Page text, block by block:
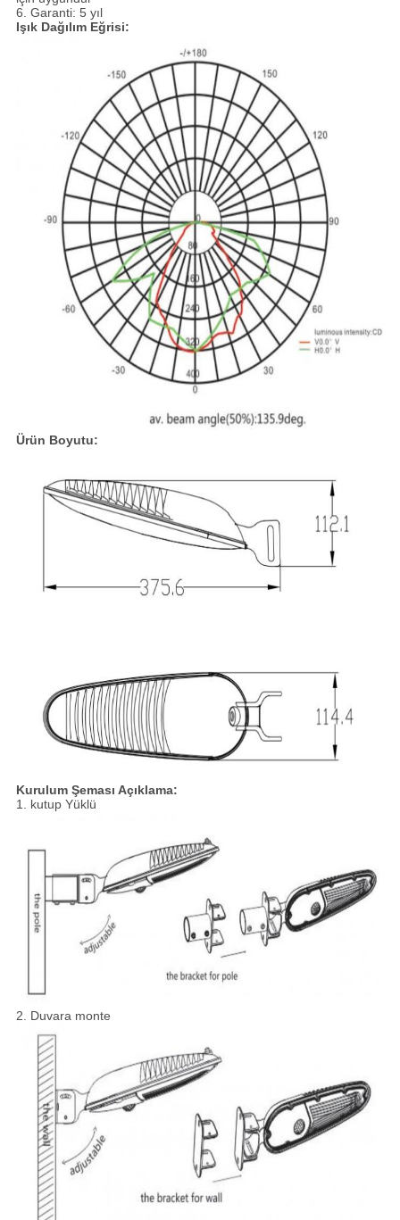
6. Garanti: 5 yıl
Işık Dağılım Eğrisi:
Ürün Boyutu:
Kurulum Şeması Açıklama:
1. kutup Yüklü
2. Duvara monte